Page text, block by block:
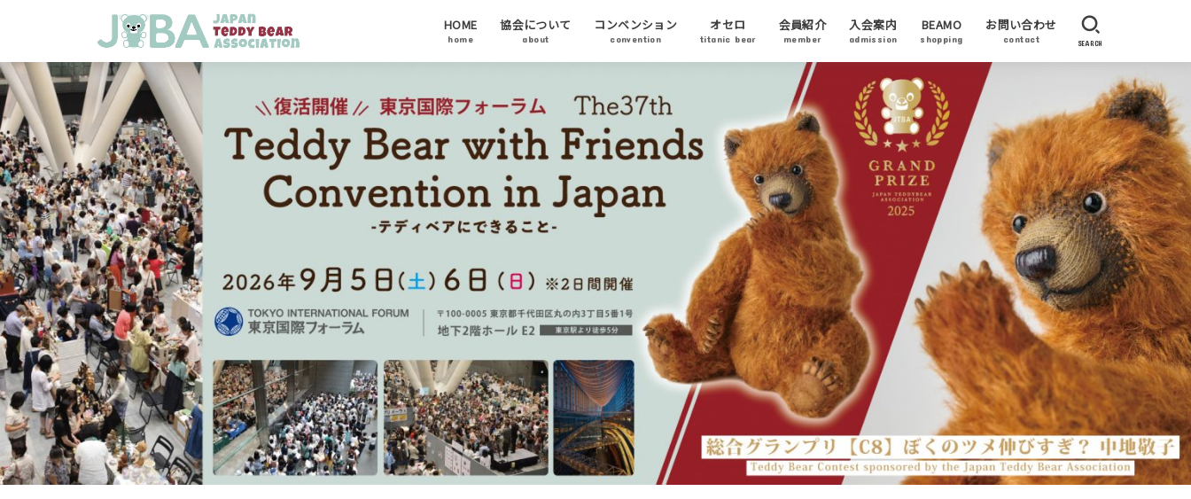
HOME
home
協会について
about
コンベンション
convention
オセロ
titanic bear
会員紹介
member
会員作家
協賛企業・加盟企業
アーティストステイタス
入会案内
admission
BEAMO
shopping
お問い合わせ
contact SEARCH